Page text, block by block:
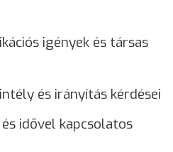
igények és társas
és irányítás kérdései
idővel kapcsolatos